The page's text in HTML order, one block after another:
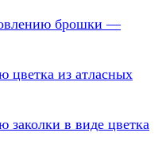
брошки —
цветка из атласных
заколки в виде цветка